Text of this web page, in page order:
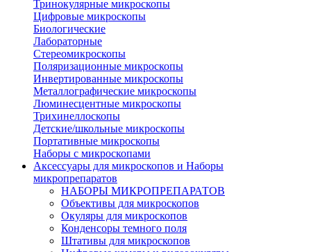
Тринокулярные микроскопы
Цифровые микроскопы
Биологические
Лабораторные
Стереомикроскопы
Поляризационные микроскопы
Инвертированные микроскопы
Металлографические микроскопы
Люминесцентные микроскопы
Трихинеллоскопы
Детские/школьные микроскопы
Портативные микроскопы
Наборы с микроскопами
Аксессуары для микроскопов и Наборы
микропрепаратов
НАБОРЫ МИКРОПРЕПАРАТОВ
Объективы для микроскопов
Окуляры для микроскопов
Конденсоры темного поля
Штативы для микроскопов